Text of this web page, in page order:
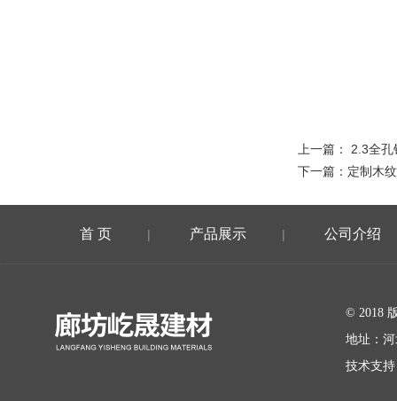
上一篇： 2.3全孔
下一篇： 定制木
首 页 | 产品展示 | 公司介绍
© 2018
地址：
技术支